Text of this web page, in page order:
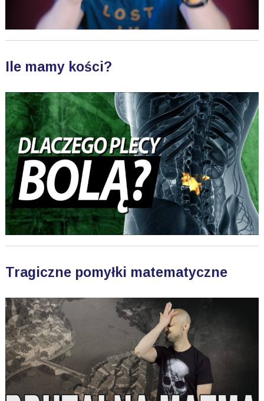
Ile mamy kości?
Tragiczne pomyłki matematyczne